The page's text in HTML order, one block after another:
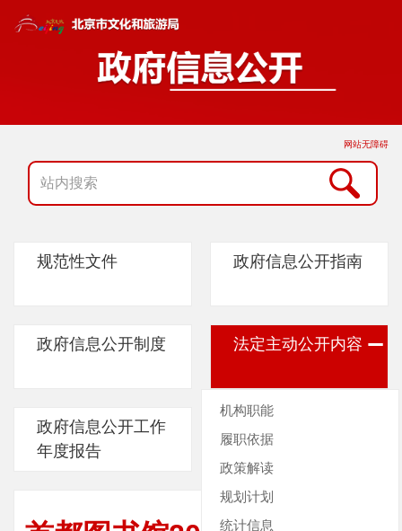
网站无障碍
规范性文件 政府信息公开指南
政府信息公开制度 法定主动公开内容
机构职能
履职依据
政策解读
规划计划
统计信息
政府信息公开工作
年度报告